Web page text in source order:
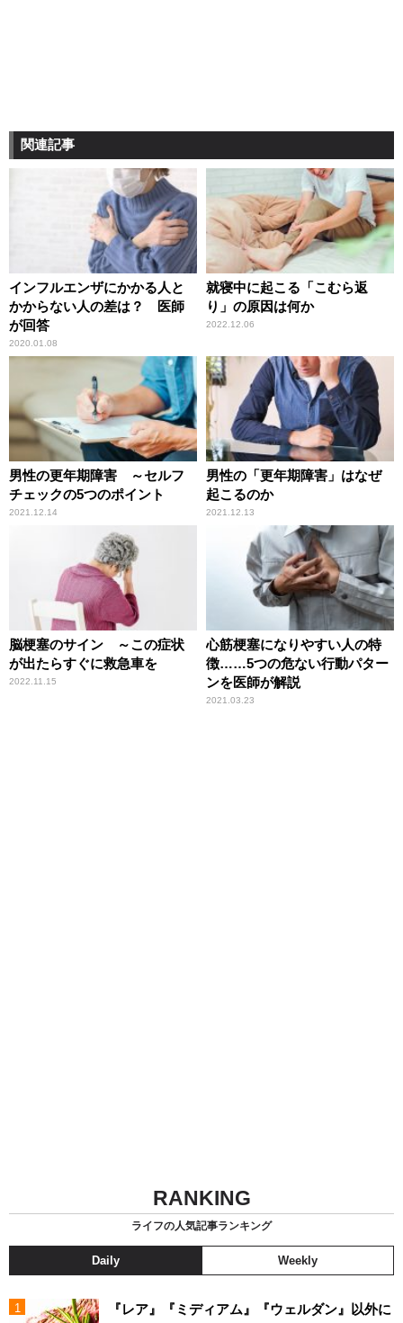
関連記事
インフルエンザにかかる人と
かからない人の差は？ 医師
が回答
2020.01.08
就寝中に起こる「こむら返
り」の原因は何か
2022.12.06
男性の更年期障害 ～セルフ
チェックの5つのポイント
2021.12.14
男性の「更年期障害」はなぜ
起こるのか
2021.12.13
脳梗塞のサイン ～この症状
が出たらすぐに救急車を
2022.11.15
心筋梗塞になりやすい人の特
徴……5つの危ない行動パター
ンを医師が解説
2021.03.23
RANKING
ライフの人気記事ランキング
Daily Weekly
『レア』『ミディアム』『ウェルダン』以外に